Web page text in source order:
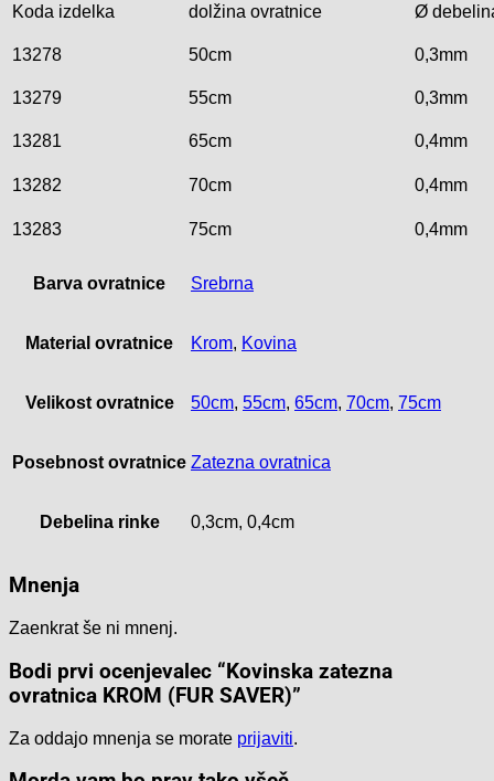
Koda izdelka dolžina ovratnice Ø
13278 50cm 0,3mm
13279 55cm 0,3mm
13281 65cm 0,4mm
13282 70cm 0,4mm
13283 75cm 0,4mm
Barva ovratnice Srebrna
Material ovratnice Krom, Kovina
Velikost ovratnice 50cm, 55cm, 65cm, 70cm, 75cm
Posebnost ovratnice Zatezna ovratnica
Debelina rinke 0,3cm, 0,4cm
Mnenja
Zaenkrat še ni mnenj.
Bodi prvi ocenjevalec “Kovinska zatezna
ovratnica KROM (FUR SAVER)”
Za oddajo mnenja se morate prijaviti.